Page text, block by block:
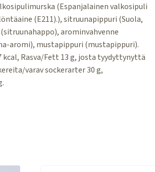
(Espanjalainen valkosipuli
(E211).), sitruunapippuri (Suola,
arominvahvenne
aromi), mustapippuri (mustapippuri).
Rasva/Fett 13 g, josta tyydyttynyttä
varav sockerarter 30 g,